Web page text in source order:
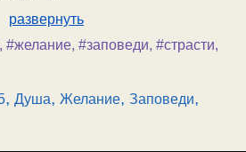
развернуть
, #желание, #заповеди, #страсти,
,Душа,Желание,Заповеди,